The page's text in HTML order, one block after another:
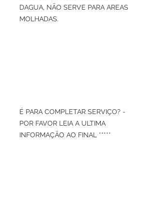
DAGUA, NÃO SERVE PARA AREAS
MOLHADAS.
É PARA COMPLETAR SERVIÇO? -
POR FAVOR LEIA A ULTIMA
INFORMAÇÃO AO FINAL *****